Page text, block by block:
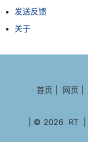
发送反馈
关于
首页 网页
| © 2026 RT